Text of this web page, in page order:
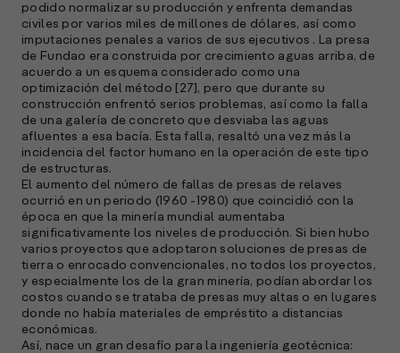
podido normalizar su producción y enfrenta demandas
civiles por varios miles de millones de dólares, así como
imputaciones penales a varios de sus ejecutivos . La presa
de Fundao era construida por crecimiento aguas arriba, de
acuerdo a un esquema considerado como una
optimización del método [27], pero que durante su
construcción enfrentó serios problemas, así como la falla
de una galería de concreto que desviaba las aguas
afluentes a esa bacía. Esta falla, resaltó una vez más la
incidencia del factor humano en la operación de este tipo
de estructuras.
El aumento del número de fallas de presas de relaves
ocurrió en un periodo (1960 -1980) que coincidió con la
época en que la minería mundial aumentaba
significativamente los niveles de producción. Si bien hubo
varios proyectos que adoptaron soluciones de presas de
tierra o enrocado convencionales, no todos los proyectos,
y especialmente los de la gran minería, podían abordar los
costos cuando se trataba de presas muy altas o en lugares
donde no había materiales de empréstito a distancias
económicas.
Así, nace un gran desafío para la ingeniería geotécnica: